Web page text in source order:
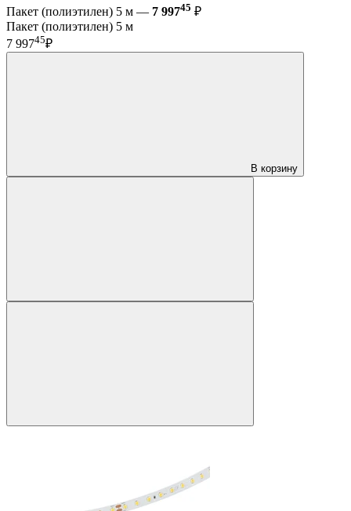
Пакет (полиэтилен) 5 м — 7 99745 ₽
Пакет (полиэтилен) 5 м
7 99745₽
В корзину